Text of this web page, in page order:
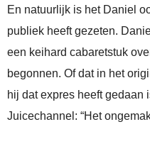
En natuurlijk is het Daniel
publiek heeft gezeten.
een keihard cabaretstuk
begonnen. Of dat in het
hij dat expres heeft gedaan
Juicechannel: “Het